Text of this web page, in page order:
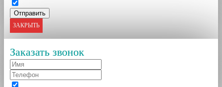
ЗАКРЫТЬ
Заказать звонок